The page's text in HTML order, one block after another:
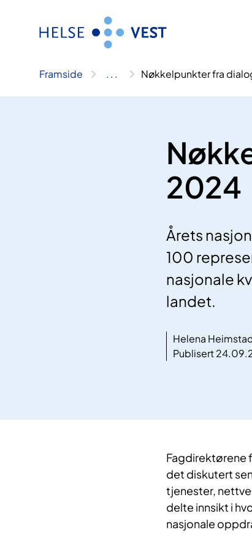
Framside .. . Nøkkelpunkter fra
2024
Årets
100
nasjonale
landet.
Helena
Publisert
Fagdirektørene
det diskutert
tjenester,
delte innsikt i
nasjonale